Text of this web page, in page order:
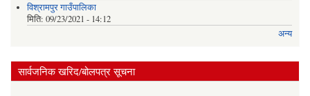
विश्रामपुर गाउँपालिका
मिति: 09/23/2021 - 14:12
अन्य
सार्वजनिक खरिद/बोलपत्र सूचना